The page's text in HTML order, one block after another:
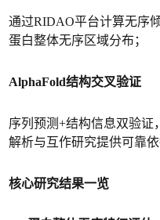
通过RIDAO平台计算无序
蛋白整体无序区域分布；
AlphaFold结构交叉验证
序列预测+结构信息双验证
解析与互作研究提供可靠依
核心研究结果一览